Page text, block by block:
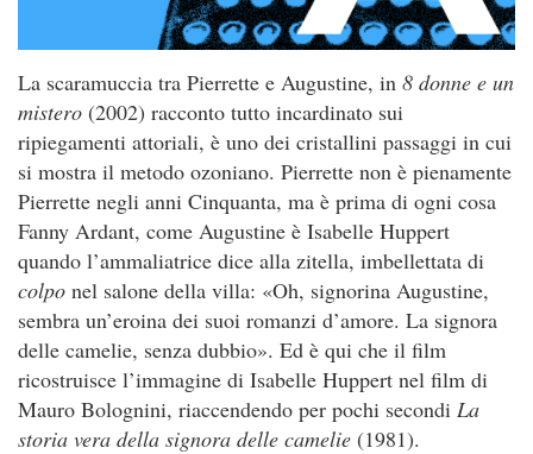
La scaramuccia tra Pierrette e Augustine, in 8 donne e un
mistero (2002) racconto tutto incardinato sui
ripiegamenti attoriali, è uno dei cristallini passaggi in cui
si mostra il metodo ozoniano. Pierrette non è pienamente
Pierrette negli anni Cinquanta, ma è prima di ogni cosa
Fanny Ardant, come Augustine è Isabelle Huppert
quando l’ammaliatrice dice alla zitella, imbellettata di
colpo nel salone della villa: «Oh, signorina Augustine,
sembra un’eroina dei suoi romanzi d’amore. La signora
delle camelie, senza dubbio». Ed è qui che il film
ricostruisce l’immagine di Isabelle Huppert nel film di
Mauro Bolognini, riaccendendo per pochi secondi La
storia vera della signora delle camelie (1981).